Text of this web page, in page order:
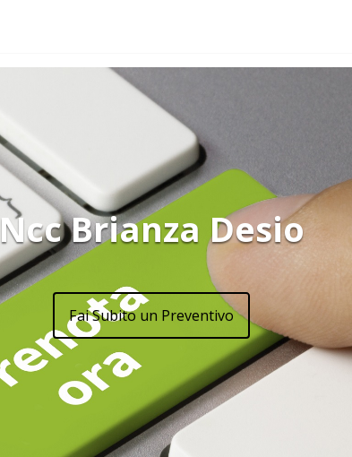
Ncc Brianza Desio
Fai Subito un Preventivo